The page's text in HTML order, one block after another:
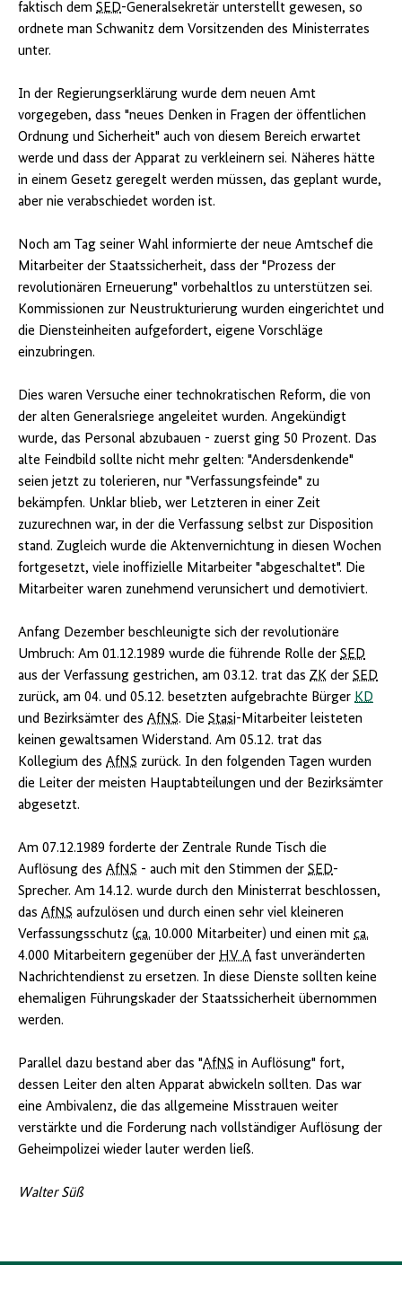
faktisch dem SED-Generalsekretär unterstellt gewesen, so
ordnete man Schwanitz dem Vorsitzenden des Ministerrates
unter.
In der Regierungserklärung wurde dem neuen Amt
vorgegeben, dass "neues Denken in Fragen der öffentlichen
Ordnung und Sicherheit" auch von diesem Bereich erwartet
werde und dass der Apparat zu verkleinern sei. Näheres hätte
in einem Gesetz geregelt werden müssen, das geplant wurde,
aber nie verabschiedet worden ist.
Noch am Tag seiner Wahl informierte der neue Amtschef die
Mitarbeiter der Staatssicherheit, dass der "Prozess der
revolutionären Erneuerung" vorbehaltlos zu unterstützen sei.
Kommissionen zur Neustrukturierung wurden eingerichtet und
die Diensteinheiten aufgefordert, eigene Vorschläge
einzubringen.
Dies waren Versuche einer technokratischen Reform, die von
der alten Generalsriege angeleitet wurden. Angekündigt
wurde, das Personal abzubauen - zuerst ging 50 Prozent. Das
alte Feindbild sollte nicht mehr gelten: "Andersdenkende"
seien jetzt zu tolerieren, nur "Verfassungsfeinde" zu
bekämpfen. Unklar blieb, wer Letzteren in einer Zeit
zuzurechnen war, in der die Verfassung selbst zur Disposition
stand. Zugleich wurde die Aktenvernichtung in diesen Wochen
fortgesetzt, viele inoffizielle Mitarbeiter "abgeschaltet". Die
Mitarbeiter waren zunehmend verunsichert und demotiviert.
Anfang Dezember beschleunigte sich der revolutionäre
Umbruch: Am 01.12.1989 wurde die führende Rolle der SED
aus der Verfassung gestrichen, am 03.12. trat das ZK der SED
zurück, am 04. und 05.12. besetzten aufgebrachte Bürger KD
und Bezirksämter des AfNS. Die Stasi-Mitarbeiter leisteten
keinen gewaltsamen Widerstand. Am 05.12. trat das
Kollegium des AfNS zurück. In den folgenden Tagen wurden
die Leiter der meisten Hauptabteilungen und der Bezirksämter
abgesetzt.
Am 07.12.1989 forderte der Zentrale Runde Tisch die
Auflösung des AfNS - auch mit den Stimmen der SED-
Sprecher. Am 14.12. wurde durch den Ministerrat beschlossen,
das AfNS aufzulösen und durch einen sehr viel kleineren
Verfassungsschutz (ca. 10.000 Mitarbeiter) und einen mit ca.
4.000 Mitarbeitern gegenüber der HV A fast unveränderten
Nachrichtendienst zu ersetzen. In diese Dienste sollten keine
ehemaligen Führungskader der Staatssicherheit übernommen
werden.
Parallel dazu bestand aber das "AfNS in Auflösung" fort,
dessen Leiter den alten Apparat abwickeln sollten. Das war
eine Ambivalenz, die das allgemeine Misstrauen weiter
verstärkte und die Forderung nach vollständiger Auflösung der
Geheimpolizei wieder lauter werden ließ.
Walter Süß